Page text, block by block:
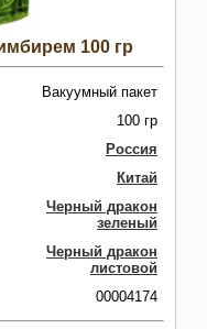
100 гр
Вакуумный пакет
100 гр
Россия
Китай
Черный дракон
зеленый
Черный дракон
листовой
00004174